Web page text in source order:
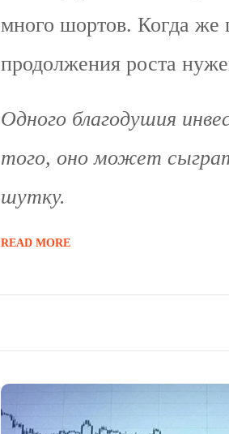
много шортов. Когда
продолжения роста
Одного благодушия
того, оно может
шутку.
READ MORE